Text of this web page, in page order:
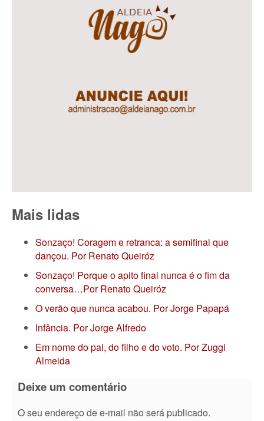
Mais lidas
Sonzaço! Coragem e retranca: a semifinal que
dançou. Por Renato Queiróz
Sonzaço! Porque o apito final nunca é o fim da
conversa…Por Renato Queiróz
O verão que nunca acabou. Por Jorge Papapá
Infância. Por Jorge Alfredo
Em nome do pai, do filho e do voto. Por Zuggi
Almeida
Deixe um comentário
O seu endereço de e-mail não será publicado.